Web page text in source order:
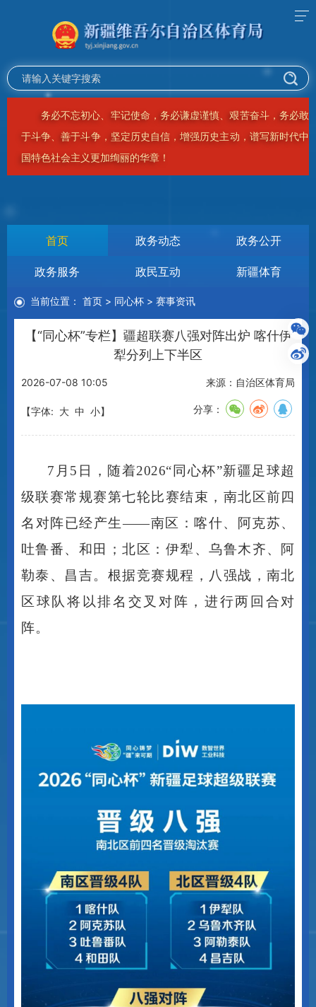
务必不忘初心、牢记使命，务必谦虚谨慎、艰苦奋斗，务必敢
于斗争、善于斗争，坚定历史自信，增强历史主动，谱写新时代中
国特色社会主义更加绚丽的华章！
首页 政务动态 政务公开
政务服务 政民互动 新疆体育
当前位置： 首页 > 同心杯 > 赛事资讯
【“同心杯”专栏】疆超联赛八强对阵出炉 喀什伊
犁分列上下半区
2026-07-08 10:05 来源：自治区体育局
【字体: 大 中 小】 分享：
7月5日，随着2026“同心杯”新疆足球超
级联赛常规赛第七轮比赛结束，南北区前四
名对阵已经产生——南区：喀什、阿克苏、
吐鲁番、和田；北区：伊犁、乌鲁木齐、阿
勒泰、昌吉。根据竞赛规程，八强战，南北
区球队将以排名交叉对阵，进行两回合对
阵。